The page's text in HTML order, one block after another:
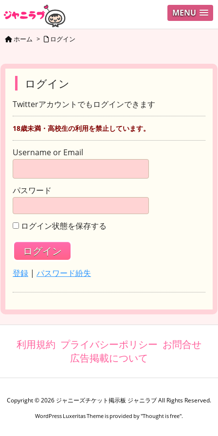
MENU
ホーム > ログイン
ログイン
Twitterアカウントでもログインできます
18歳未満・高校生の利用を禁止しています。
Username or Email
パスワード
ログイン状態を保存する
登録 | パスワード紛失
利用規約 プライバシーポリシー お問合せ
広告掲載について
Copyright ©2026 ジャニーズチケット掲示板 ジャニラブAll Rights Reserved.
WordPress Luxeritas Theme is provided by "Thought is free".